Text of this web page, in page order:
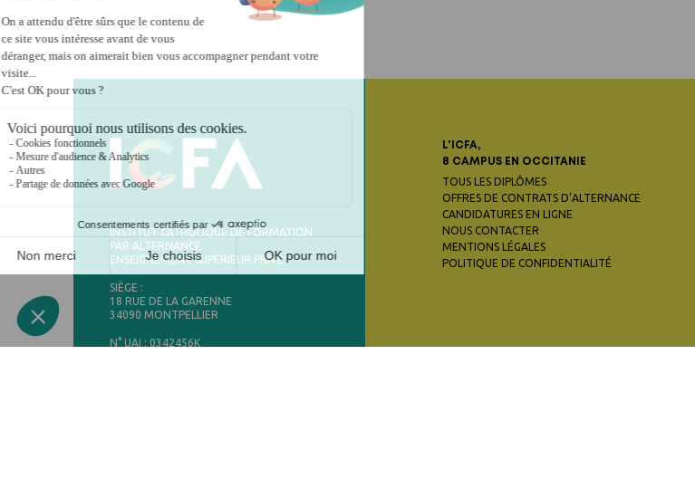
INSTITUT CATHOLIQUE DE FORMATION
PAR ALTERNANCE
ENSEIGNEMENT SUPÉRIEUR PRIVÉ
SIÈGE :
18 RUE DE LA GARENNE
34090 MONTPELLIER
N° UAI : 0342456K
L'ICFA,
8 CAMPUS EN OCCITANIE
TOUS LES DIPLÔMES
OFFRES DE CONTRATS D’ALTERNANCE
CANDIDATURES EN LIGNE
NOUS CONTACTER
MENTIONS LÉGALES
POLITIQUE DE CONFIDENTIALITÉ